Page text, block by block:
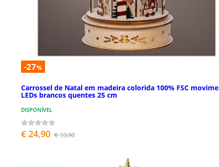
-27%
Carrossel de Natal em madeira colorida 100% FSC
LEDs brancos quentes 25 cm
DISPONÍVEL
€ 24,90 € 33,90